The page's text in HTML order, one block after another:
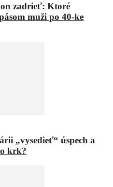
zadrieť: Ktoré
muži po 40-ke
„vysedieť“ úspech a
krk?